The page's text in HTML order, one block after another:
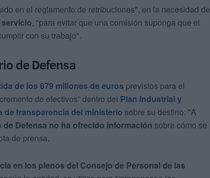
en el reglamento de retribuciones", en la necesidad de
, "para evitar que una comisión suponga que el
con su trabajo".
de Defensa
de los 679 millones de euros previstos para el
de efectivos” dentro del Plan Industrial y
de transparencia del ministerio sobre su destino: "A
de Defensa no ha ofrecido información sobre cómo se
de prensa.
en los plenos del Consejo de Personal de las